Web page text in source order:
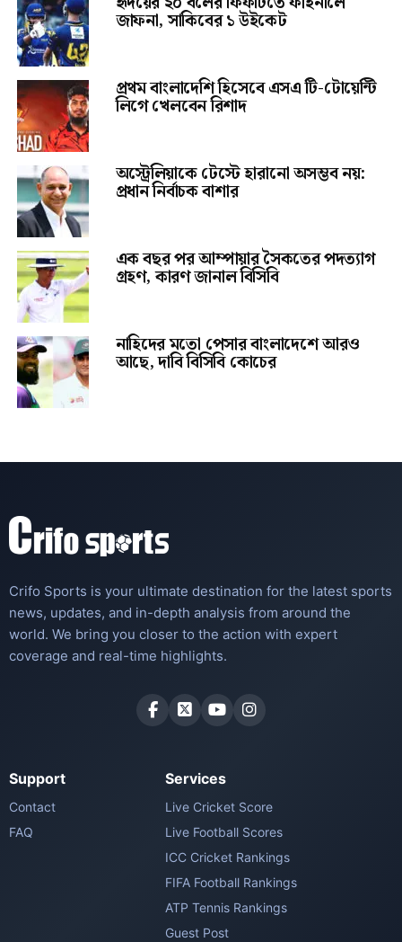
জাফনা, সাকিবের ১ উইকেট
প্রথম বাংলাদেশি হিসেবে এসএ টি-টোয়েন্টি
লিগে খেলবেন রিশাদ
অস্ট্রেলিয়াকে টেস্টে হারানো অসম্ভব নয়:
প্রধান নির্বাচক বাশার
এক বছর পর আম্পায়ার সৈকতের পদত্যাগ
গ্রহণ, কারণ জানাল বিসিবি
নাহিদের মতো পেসার বাংলাদেশে আরও
আছে, দাবি বিসিবি কোচের
Crifo Sports is your ultimate destination for the latest sports
news, updates, and in-depth analysis from around the
world. We bring you closer to the action with expert
coverage and real-time highlights.
Support
Contact
FAQ
Services
Live Cricket Score
Live Football Scores
ICC Cricket Rankings
FIFA Football Rankings
ATP Tennis Rankings
Guest Post